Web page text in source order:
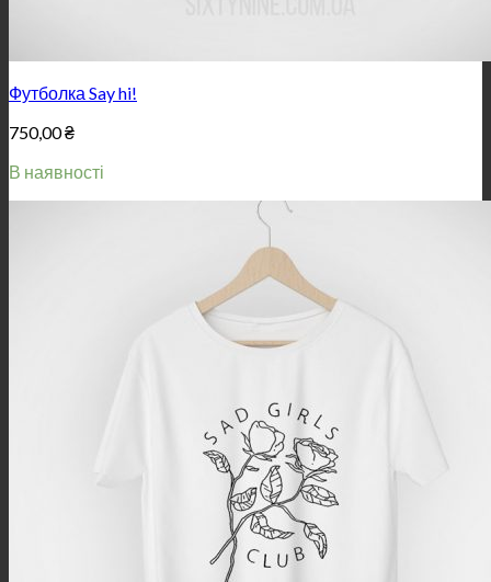
Футболка Say hi!
750,00₴
В наявності